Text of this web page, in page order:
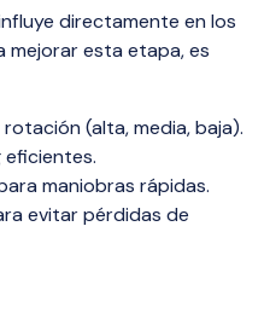
directamente en los
mejorar esta etapa, es
(alta, media, baja).
eficientes.
maniobras rápidas.
evitar pérdidas de